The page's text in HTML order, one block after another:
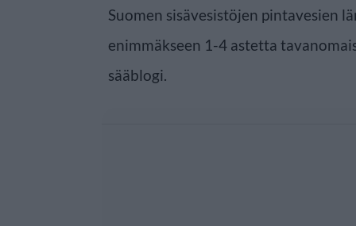
Suomen sisävesistöjen pintavesien
enimmäkseen 1-4 astetta
sääblogi.